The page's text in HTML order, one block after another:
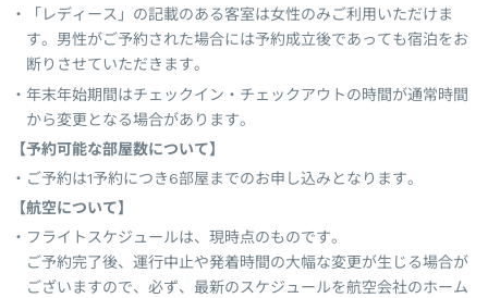
「レディース」の記載のある客室は女性のみご利用いただけま
す。男性がご予約された場合には予約成立後であっても宿泊をお
断りさせていただきます。
年末年始期間はチェックイン・チェックアウトの時間が通常時間
から変更となる場合があります。
【予約可能な部屋数について】
ご予約は1予約につき6部屋までのお申し込みとなります。
【航空について】
フライトスケジュールは、現時点のものです。
ご予約完了後、運行中止や発着時間の大幅な変更が生じる場合が
ございますので、必ず、最新のスケジュールを航空会社のホーム